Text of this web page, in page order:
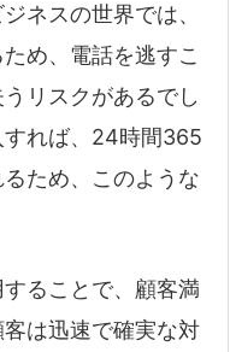
ネスの世界では、
め、電話を逃すこ
リスクがあるでし
すれば、24時間365
ため、このような
ることで、顧客満
は迅速で確実な対